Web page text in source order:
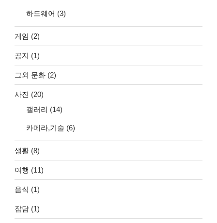
하드웨어 (3)
게임 (2)
공지 (1)
그외 문화 (2)
사진 (20)
갤러리 (14)
카메라,기술 (6)
생활 (8)
여행 (11)
음식 (1)
잡담 (1)